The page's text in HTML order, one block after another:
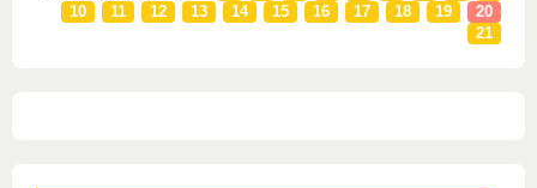
10
11 12 13 14 15 16 17 18 19
20
21